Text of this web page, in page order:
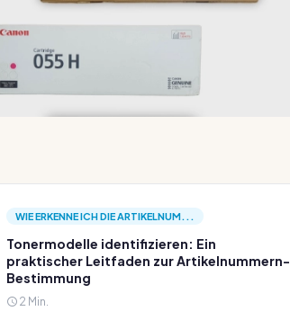
WIE ERKENNE ICH DIE ARTIKELNUM...
Tonermodelle identifizieren: Ein
praktischer Leitfaden zur Artikelnummern-
Bestimmung
2 Min.